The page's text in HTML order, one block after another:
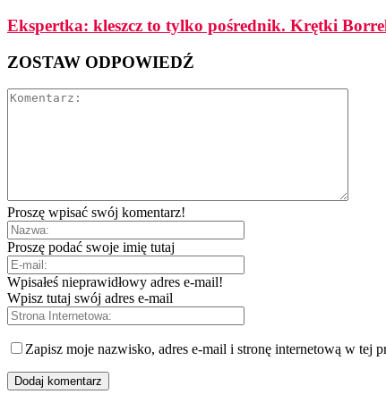
Ekspertka: kleszcz to tylko pośrednik. Krętki
ZOSTAW ODPOWIEDŹ
Proszę wpisać swój komentarz!
Proszę podać swoje imię tutaj
Wpisałeś nieprawidłowy adres e-mail!
Wpisz tutaj swój adres e-mail
Zapisz moje nazwisko, adres e-mail i stronę internetową w tej